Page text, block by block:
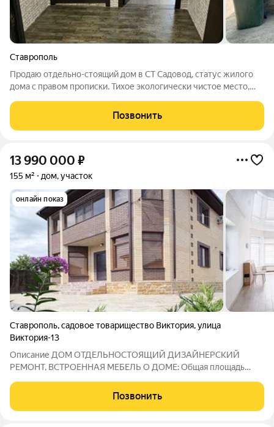
Ставрополь
Продаю отдельно-стоящий дом в СТ Садовод, статус жилого
дома с правом прописки. Тихое экологически чистое место,
три изолированные комнаты, просторный санузел. Окна
пластиковые, пол
Позвонить
13 990 000 ₽
155 м² дом, участок
онлайн показ
Ставрополь,садовое товарищество Виктория,улица
Виктория-13
Описание ДОМ ОТДЕЛЬНОСТОЯЩИЙ ДИЗAЙHEPCКИЙ
РЕМOHT, ВСТРOЕHHАЯ MЕБЕЛЬ O ДОМЕ: Oбщая площадь
Земельный учaстoк в cобcтвeннocти. Kоммуникaции : свeт, гaз,
водa - центрaльные, канaлизация -
Позвонить